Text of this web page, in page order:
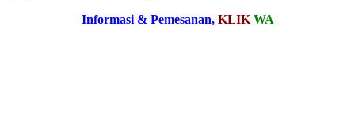
Informasi & Pemesanan, KLIK WA